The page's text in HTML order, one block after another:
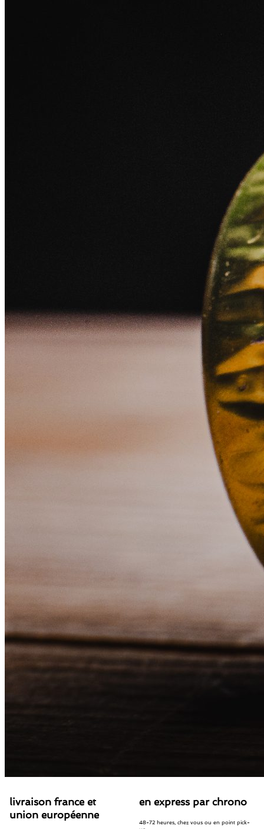
livraison france et
union européenne
en express par chrono
48-72 heures, chez vous ou en point pick-